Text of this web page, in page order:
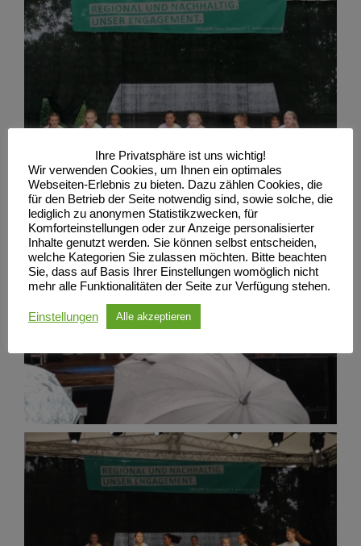
Ihre Privatsphäre ist uns wichtig!
Wir verwenden Cookies, um Ihnen ein optimales
Webseiten-Erlebnis zu bieten. Dazu zählen Cookies, die
für den Betrieb der Seite notwendig sind, sowie solche, die
lediglich zu anonymen Statistikzwecken, für
Komforteinstellungen oder zur Anzeige personalisierter
Inhalte genutzt werden. Sie können selbst entscheiden,
welche Kategorien Sie zulassen möchten. Bitte beachten
Sie, dass auf Basis Ihrer Einstellungen womöglich nicht
mehr alle Funktionalitäten der Seite zur Verfügung stehen.
Einstellungen Alle akzeptieren